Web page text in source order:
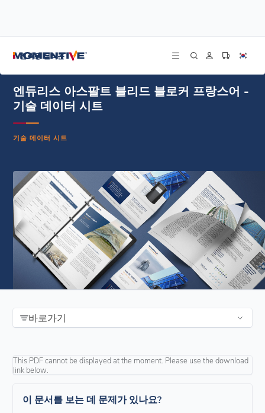
건축용 실리콘
엔듀리스 아스팔트 블리드 블로커 프랑스어 - 기술 데이터 시트
엔듀리스 아스팔트 블리드 블로커 프랑스어 -
기술 데이터 시트
기술 데이터 시트
바로가기
This PDF cannot be displayed at the moment. Please use the download
link below.
이 문서를 보는 데 문제가 있나요?